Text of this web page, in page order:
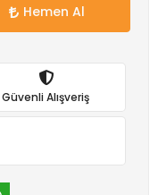
Hemen Al
Güvenli Alışveriş